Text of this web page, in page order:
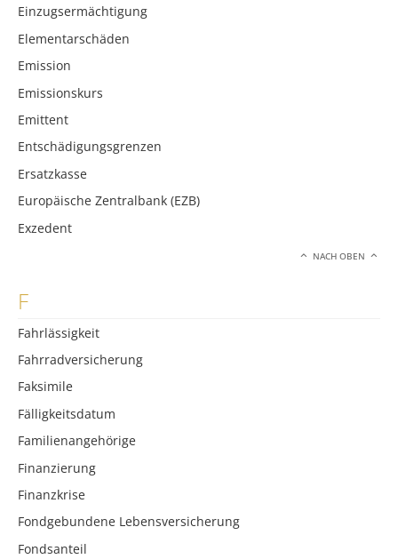
Einzugsermächtigung
Elementarschäden
Emission
Emissionskurs
Emittent
Entschädigungsgrenzen
Ersatzkasse
Europäische Zentralbank (EZB)
Exzedent
NACH OBEN
F
Fahrlässigkeit
Fahrradversicherung
Faksimile
Fälligkeitsdatum
Familienangehörige
Finanzierung
Finanzkrise
Fondgebundene Lebensversicherung
Fondsanteil